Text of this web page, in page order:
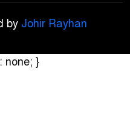
by Johir Rayhan
none; }